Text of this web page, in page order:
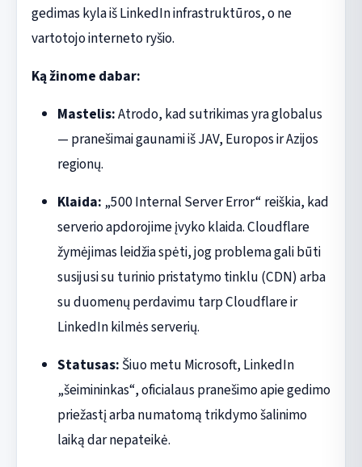
gedimas kyla iš LinkedIn infrastruktūros, o ne
vartotojo interneto ryšio.
Ką žinome dabar:
Mastelis:Atrodo, kad sutrikimas yra globalus
— pranešimai gaunami iš JAV, Europos ir Azijos
regionų.
Klaida: „500 Internal Server Error“ reiškia, kad
serverio apdorojime įvyko klaida. Cloudflare
žymėjimas leidžia spėti, jog problema gali būti
susijusi su turinio pristatymo tinklu (CDN) arba
su duomenų perdavimu tarp Cloudflare ir
LinkedIn kilmės serverių.
Statusas: Šiuo metu Microsoft, LinkedIn
„šeimininkas“, oficialaus pranešimo apie gedimo
priežastį arba numatomą trikdymo šalinimo
laiką dar nepateikė.